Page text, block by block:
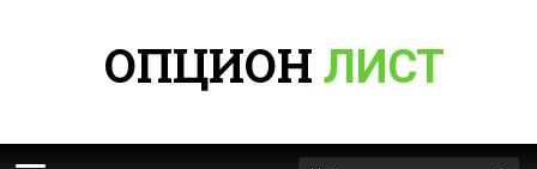
ОПЦИОН ЛИСТ